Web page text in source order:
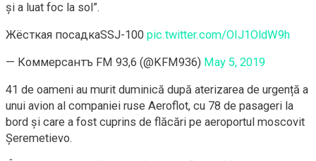
și a luat foc la sol”.
Жёсткая посадкаSSJ-100 pic.twitter.com/OIJ1OldW9h
— Коммерсантъ FM 93,6 (@KFM936) May 5, 2019
41 de oameni au murit duminică după aterizarea de urgență a
unui avion al companiei ruse Aeroflot, cu 78 de pasageri la
bord și care a fost cuprins de flăcări pe aeroportul moscovit
Șeremetievo.